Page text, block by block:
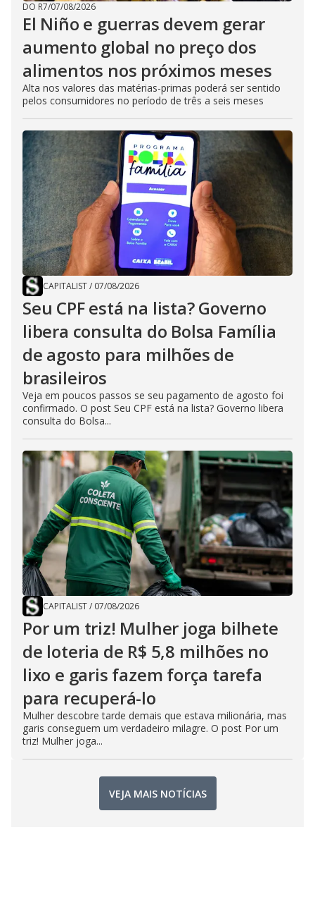
DO R7/07/08/2026
El Niño e guerras devem gerar
aumento global no preço dos
alimentos nos próximos meses
Alta nos valores das matérias-primas poderá ser sentido
pelos consumidores no período de três a seis meses
CAPITALIST/ 07/08/2026
Seu CPF está na lista? Governo
libera consulta do Bolsa Família
de agosto para milhões de
brasileiros
Veja em poucos passos se seu pagamento de agosto foi
confirmado. O post Seu CPF está na lista? Governo libera
consulta do Bolsa...
CAPITALIST/ 07/08/2026
Por um triz! Mulher joga bilhete
de loteria de R$ 5,8 milhões no
lixo e garis fazem força tarefa
para recuperá-lo
Mulher descobre tarde demais que estava milionária, mas
garis conseguem um verdadeiro milagre. O post Por um
triz! Mulher joga...
VEJA MAIS NOTÍCIAS